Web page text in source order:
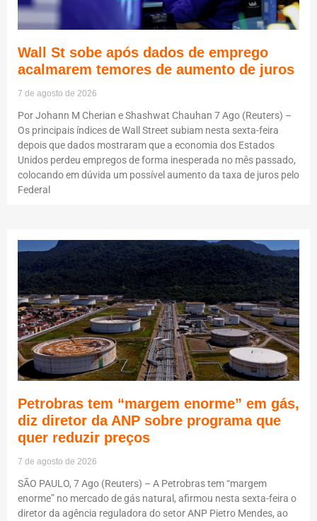
Wall St sobe após dados de emprego
acalmarem temores de aumento de juros
7 de agosto de 2026
Por Johann M Cherian e Shashwat Chauhan 7 Ago (Reuters) –
Os principais índices de Wall Street subiam nesta sexta-feira
depois que dados mostraram que a economia dos Estados
Unidos perdeu empregos de forma inesperada no mês passado,
colocando em dúvida um possível aumento da taxa de juros pelo
Federal
Petrobras tem “margem enorme” em gás,
diz diretor da ANP sobre programa que
quer reduzir preços
7 de agosto de 2026
SÃO PAULO, 7 Ago (Reuters) – A Petrobras tem “margem
enorme” no mercado de gás natural, afirmou nesta sexta-feira o
diretor da agência reguladora do setor ANP Pietro Mendes, ao